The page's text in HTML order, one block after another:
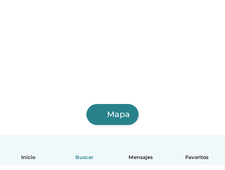
Inicio Buscar Mensajes Favoritos
Mapa